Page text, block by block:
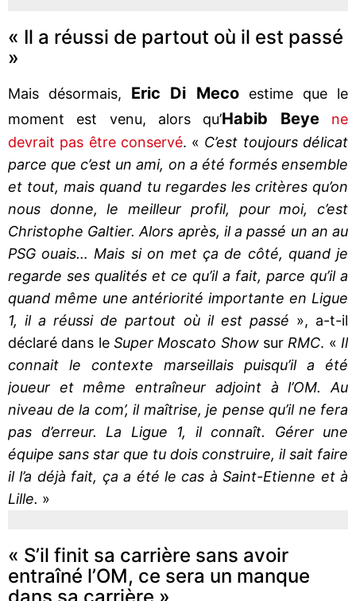
« Il a réussi de partout où il est passé
»
Mais désormais, Eric Di Mecoestime que le
moment est venu, alors qu’Habib Beye
ne
devrait pas être conservé. « C’est toujours délicat
parce que c’est un ami, on a été formés ensemble
et tout, mais quand tu regardes les critères qu’on
nous donne, le meilleur profil, pour moi, c’est
Christophe Galtier. Alors après, il a passé un an au
PSG ouais… Mais si on met ça de côté, quand je
regarde ses qualités et ce qu’il a fait, parce qu’il a
quand même une antériorité importante en Ligue
1, il a réussi de partout où il est passé », a-t-il
déclaré dans le Super Moscato Showsur RMC. « Il
connait le contexte marseillais puisqu’il a été
joueur et même entraîneur adjoint à l’OM. Au
niveau de la com’, il maîtrise, je pense qu’il ne fera
pas d’erreur. La Ligue 1, il connaît. Gérer une
équipe sans star que tu dois construire, il sait faire
il l’a déjà fait, ça a été le cas à Saint-Etienne et à
Lille. »
« S’il finit sa carrière sans avoir
entraîné l’OM, ce sera un manque